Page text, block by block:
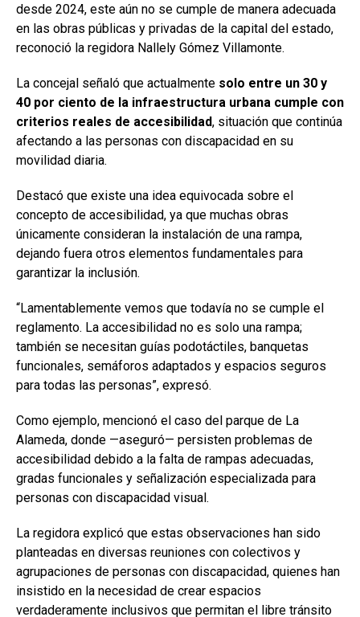
desde 2024, este aún no se cumple de manera adecuada
en las obras públicas y privadas de la capital del estado,
reconoció la regidora Nallely Gómez Villamonte.
La concejal señaló que actualmente solo entre un 30 y
40 por ciento de la infraestructura urbana cumple con
criterios reales de accesibilidad, situación que continúa
afectando a las personas con discapacidad en su
movilidad diaria.
Destacó que existe una idea equivocada sobre el
concepto de accesibilidad, ya que muchas obras
únicamente consideran la instalación de una rampa,
dejando fuera otros elementos fundamentales para
garantizar la inclusión.
“Lamentablemente vemos que todavía no se cumple el
reglamento. La accesibilidad no es solo una rampa;
también se necesitan guías podotáctiles, banquetas
funcionales, semáforos adaptados y espacios seguros
para todas las personas”, expresó.
Como ejemplo, mencionó el caso del parque de La
Alameda, donde —aseguró— persisten problemas de
accesibilidad debido a la falta de rampas adecuadas,
gradas funcionales y señalización especializada para
personas con discapacidad visual.
La regidora explicó que estas observaciones han sido
planteadas en diversas reuniones con colectivos y
agrupaciones de personas con discapacidad, quienes han
insistido en la necesidad de crear espacios
verdaderamente inclusivos que permitan el libre tránsito